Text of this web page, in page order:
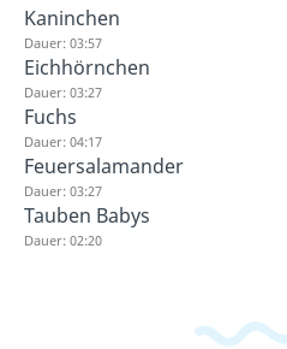
Kaninchen
Dauer: 03:57
Eichhörnchen
Dauer: 03:27
Fuchs
Dauer: 04:17
Feuersalamander
Dauer: 03:27
Tauben Babys
Dauer: 02:20